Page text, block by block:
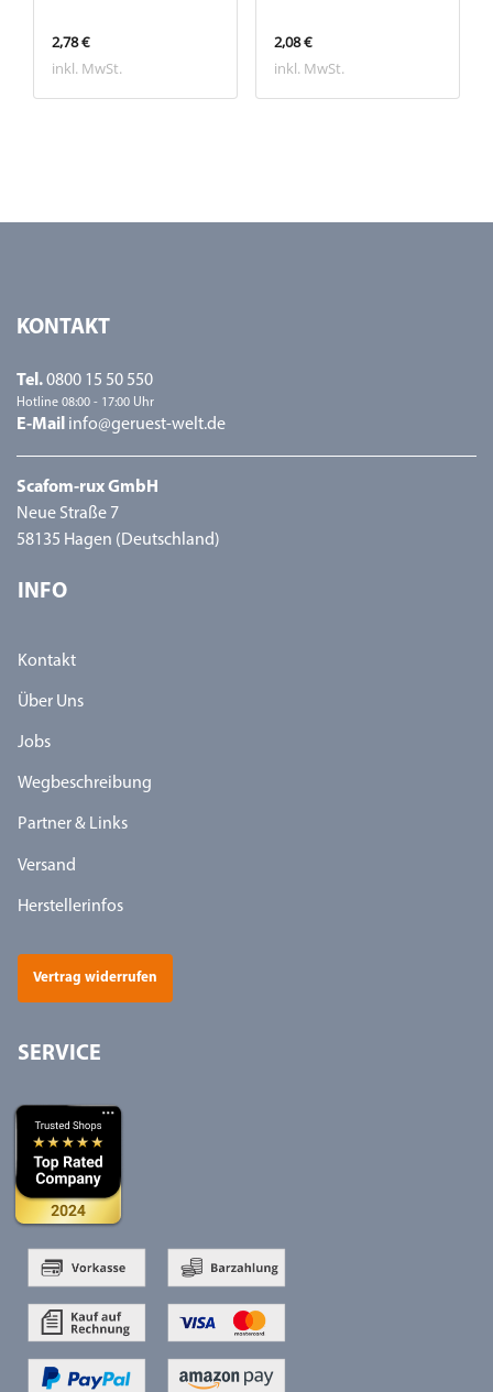
2,78 €
inkl. MwSt.
2,08 €
inkl. MwSt.
KONTAKT
Tel.0800 15 50 550
Hotline 08:00 - 17:00 Uhr
E-Mail info@geruest-welt.de
Scafom-rux GmbH
Neue Straße 7
58135 Hagen (Deutschland)
INFO
Kontakt
Über Uns
Jobs
Wegbeschreibung
Partner & Links
Versand
Herstellerinfos
Vertrag widerrufen
SERVICE